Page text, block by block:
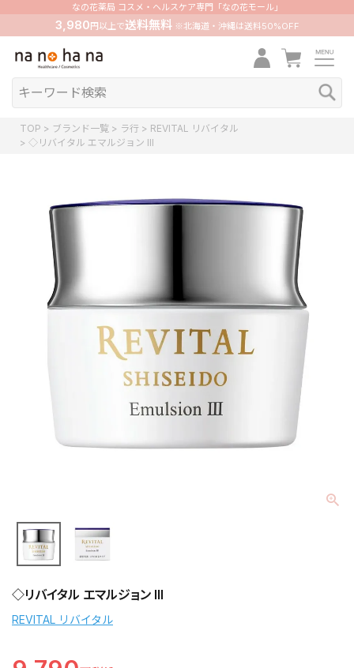
なの花薬局 コスメ・ヘルスケア専門「なの花モール」
3,980 円以上で送料無料※北海道・沖縄は送料50%OFF
TOP ブランド一覧 ラ行
REVITAL リバイタル
◇リバイタル エマルジョン III
◇リバイタル エマルジョン III
REVITAL リバイタル